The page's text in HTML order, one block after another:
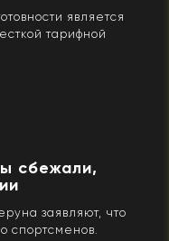
является
тарифной
сбежали,
заявляют, что
спортсменов.